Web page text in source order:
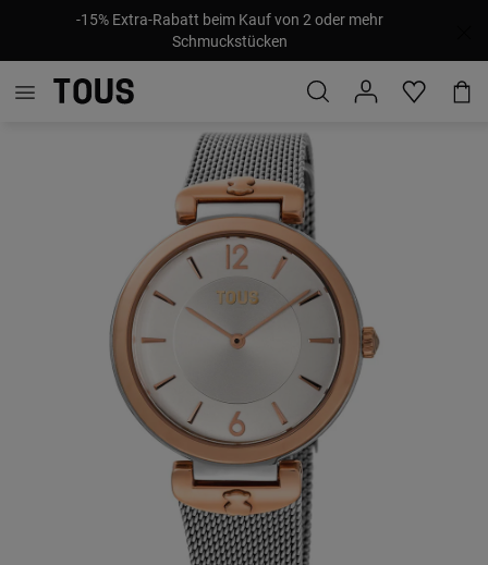
-15% Extra-Rabatt beim Kauf von 2 oder mehr
Schmuckstücken